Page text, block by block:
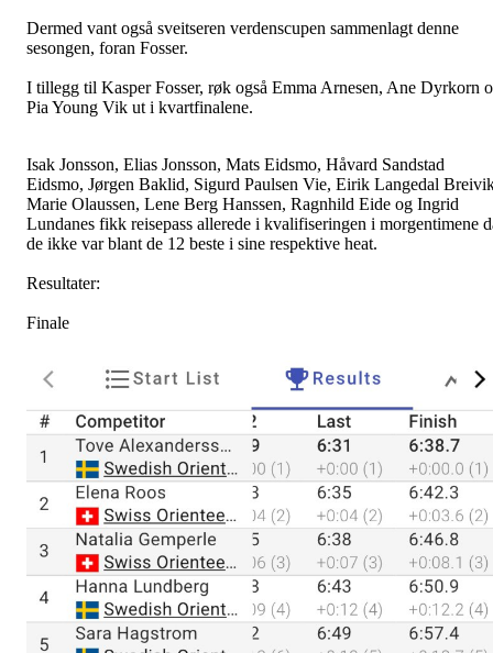
Dermed vant også sveitseren verdenscupen sammenlagt denne
sesongen, foran Fosser.
I tillegg til Kasper Fosser, røk også Emma Arnesen, Ane Dyrkorn
Pia Young Vik ut i kvartfinalene.
Isak Jonsson, Elias Jonsson, Mats Eidsmo, Håvard Sandstad
Eidsmo, Jørgen Baklid, Sigurd Paulsen Vie, Eirik Langedal
Marie Olaussen, Lene Berg Hanssen, Ragnhild Eide og Ingrid
Lundanes fikk reisepass allerede i kvalifiseringen i morgentimene
de ikke var blant de 12 beste i sine respektive heat.
Resultater:
Finale